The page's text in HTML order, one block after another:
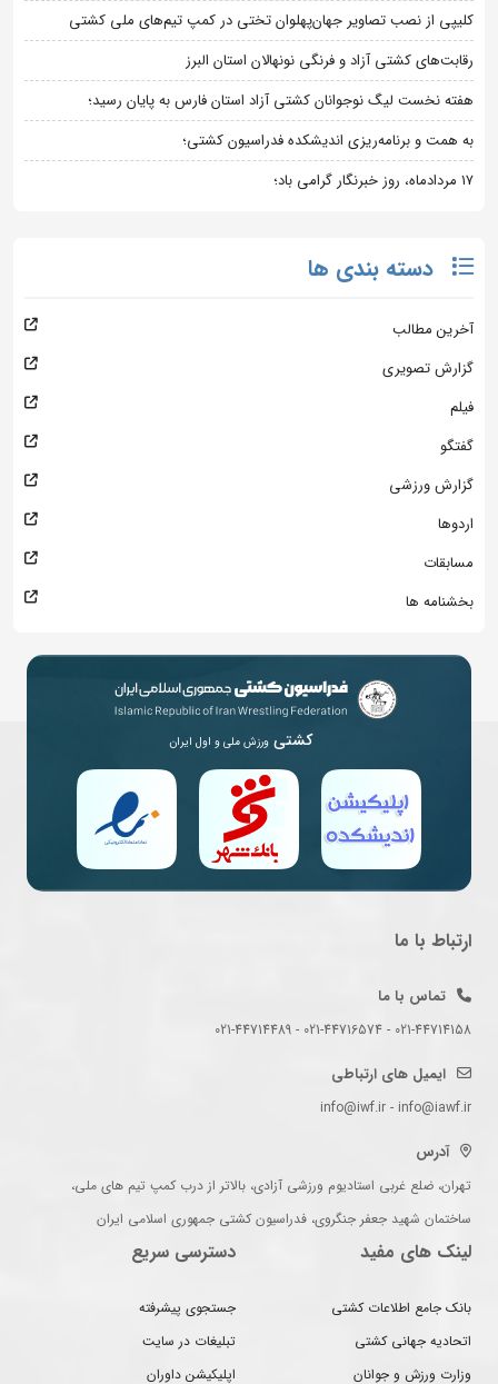
کلیپی از نصب تصاویر جهان‌پهلوان تختی در کمپ تیم‌های ملی کشتی
رقابت‌های کشتی آزاد و فرنگی نونهالان استان البرز
هفته نخست لیگ نوجوانان کشتی آزاد استان فارس به پایان رسید؛
به همت و برنامه‌ریزی اندیشکده فدراسیون کشتی؛
۱۷ مردادماه، روز خبرنگار گرامی باد؛
دسته بندی ها
آخرین مطالب
گزارش تصویری
فیلم
گفتگو
گزارش ورزشی
اردوها
مسابقات
بخشنامه ها
کشتی ورزش ملی و اول ایران
ارتباط با ما
تماس با ما
021-44714158 - 021-44716574 - 021-44714489
ایمیل های ارتباطی
info@iwf.ir - info@iawf.ir
آدرس
تهران، ضلع غربی استادیوم ورزشی آزادی، بالاتر از درب کمپ تیم های ملی،
ساختمان شهید جعفر جنگروی، فدراسیون کشتی جمهوری اسلامی ایران
لینک های مفید
بانک جامع اطلاعات کشتی
اتحادیه جهانی کشتی
وزارت ورزش و جوانان
دسترسی سریع
جستجوی پیشرفته
تبلیغات در سایت
اپلیکیشن داوران